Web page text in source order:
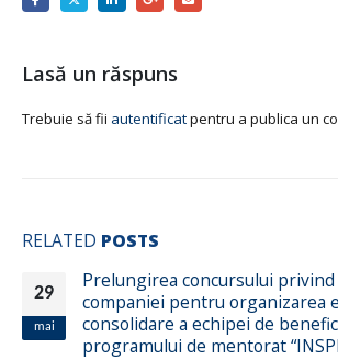
Lasă un răspuns
Trebuie să fii autentificatpentru a publica un
RELATED POSTS
29
mai
Prelungirea concursului privind
companiei pentru organizarea
consolidare a echipei de
programului de mentorat